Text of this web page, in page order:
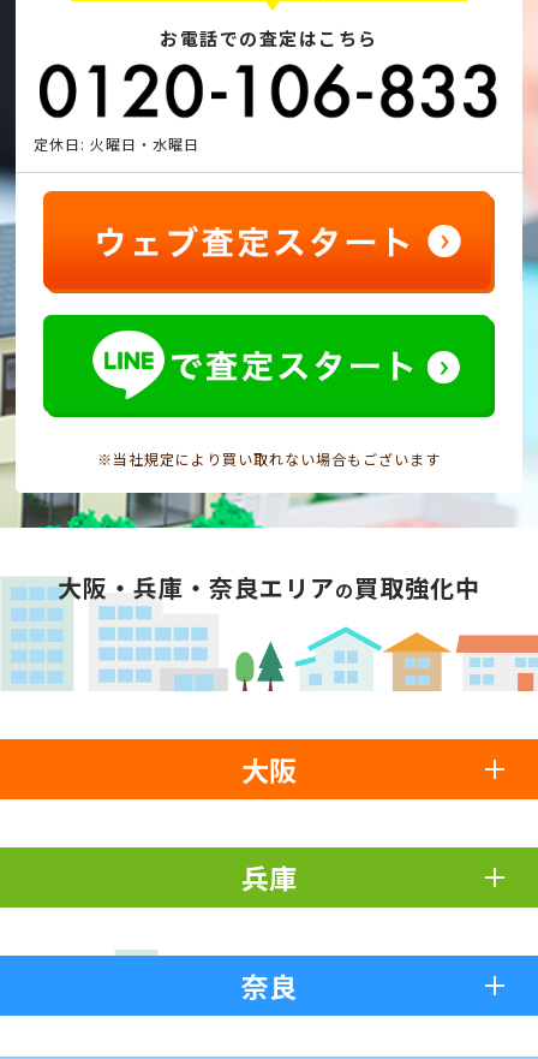
お電話での査定はこちら
定休日: 火曜日・水曜日
※当社規定により買い取れない場合もございます
大阪・兵庫・奈良エリアの買取強化中
大阪
兵庫
奈良